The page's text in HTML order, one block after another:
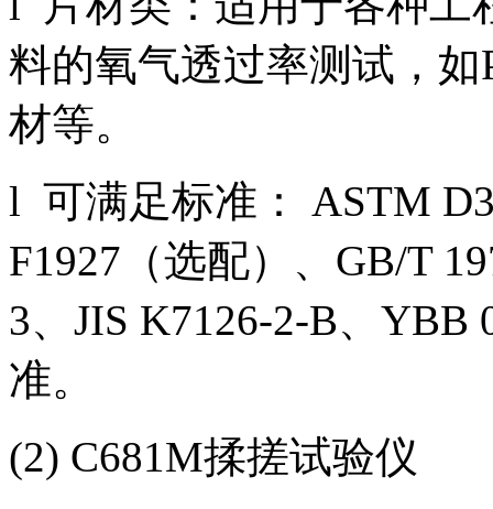
料的氧气透过率测试，如
材等。
l 可满足标准： ASTM
F1927（选配）、GB/T
3、JIS K7126-2-B、YBB
准。
(2) C681M揉搓试验仪